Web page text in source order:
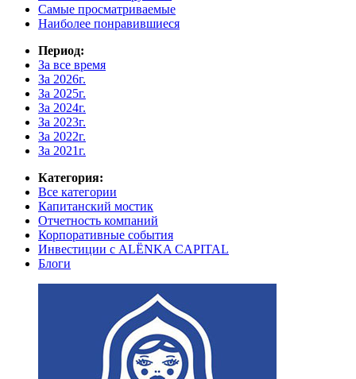
Самые просматриваемые
Наиболее понравившиеся
Период:
За все время
За 2026г.
За 2025г.
За 2024г.
За 2023г.
За 2022г.
За 2021г.
Категория:
Все категории
Капитанский мостик
Отчетность компаний
Корпоративные события
Инвестиции с ALЁNKA CAPITAL
Блоги